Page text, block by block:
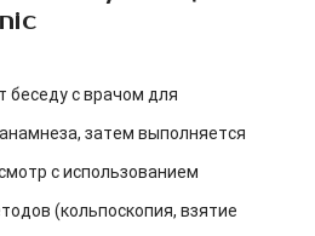
беседу с врачом для
затем выполняется
с использованием
(кольпоскопия, взятие